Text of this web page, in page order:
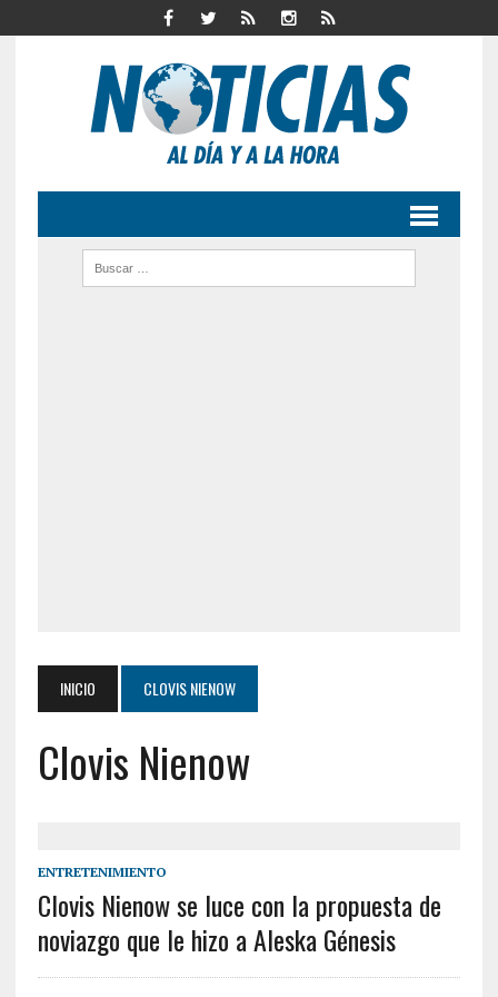
INICIO CLOVIS NIENOW
Clovis Nienow
ENTRETENIMIENTO
Clovis Nienow se luce con la propuesta de
noviazgo que le hizo a Aleska Génesis